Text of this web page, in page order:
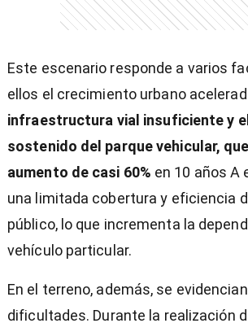
Este escenario responde a varios
ellos el crecimiento urbano
infraestructura vial insuficiente y
sostenido del parque vehicular,
aumento de casi 60% en 10 años A
una limitada cobertura y eficiencia
público, lo que incrementa la
vehículo particular.
En el terreno, además, se
dificultades. Durante la realización